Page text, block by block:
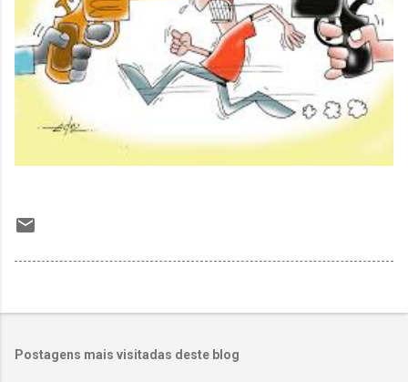
Postagens mais visitadas deste blog